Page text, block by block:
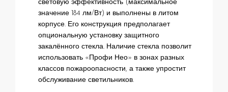
световую эффективность (максимальное
значение 184 лм/Вт) и выполнены в литом
корпусе. Его конструкция предполагает
опциональную установку защитного
закалённого стекла. Наличие стекла позволит
использовать «Профи Нео» в зонах разных
классов пожароопасности, а также упростит
обслуживание светильников.